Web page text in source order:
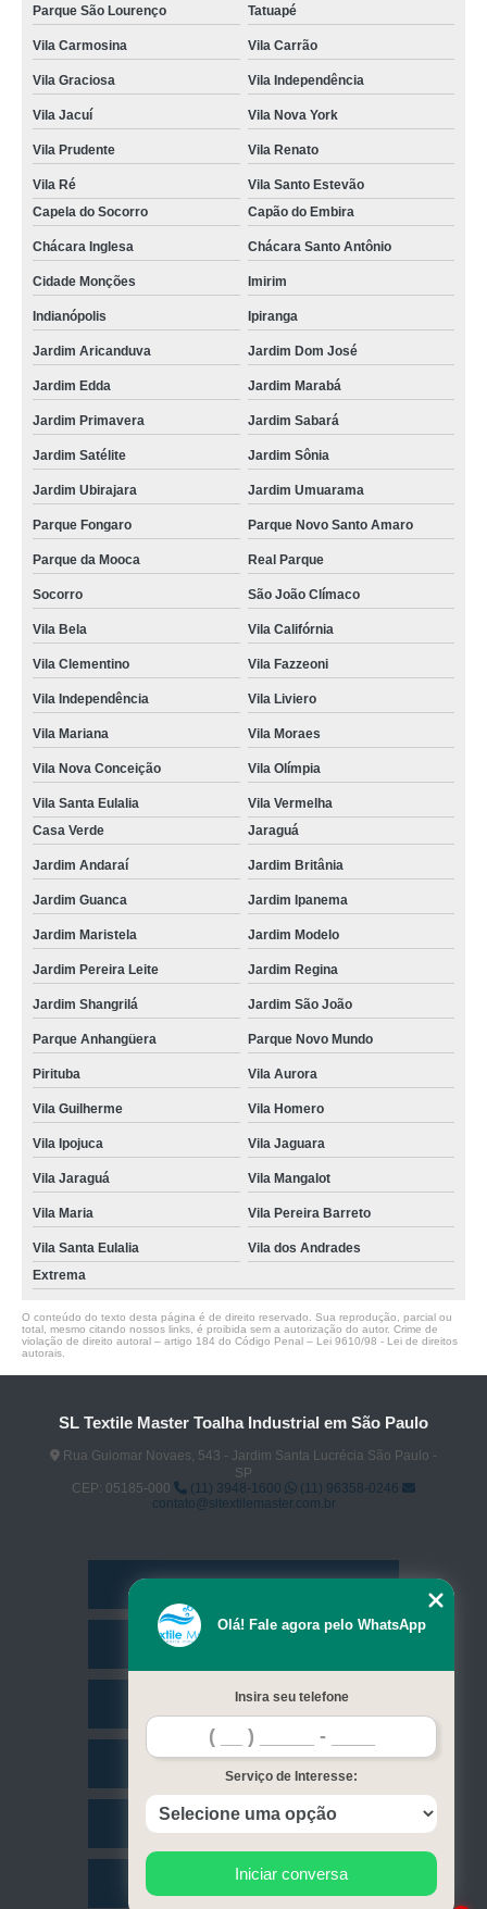
Parque São Lourenço Tatuapé
Vila Carmosina Vila Carrão
Vila Graciosa Vila Independência
Vila Jacuí Vila Nova York
Vila Prudente Vila Renato
Vila Ré
Vila Santo Estevão
Capela do Socorro
Capão do Embira
Chácara Inglesa Chácara Santo Antônio
Cidade Monções Imirim
Indianópolis Ipiranga
Jardim Aricanduva Jardim Dom José
Jardim Edda Jardim Marabá
Jardim Primavera Jardim Sabará
Jardim Satélite Jardim Sônia
Jardim Ubirajara Jardim Umuarama
Parque Fongaro Parque Novo Santo Amaro
Parque da Mooca Real Parque
Socorro São João Clímaco
Vila Bela Vila Califórnia
Vila Clementino Vila Fazzeoni
Vila Independência Vila Liviero
Vila Mariana Vila Moraes
Vila Nova Conceição Vila Olímpia
Vila Santa Eulalia
Vila Vermelha
Casa Verde
Jaraguá
Jardim Andaraí Jardim Britânia
Jardim Guanca Jardim Ipanema
Jardim Maristela Jardim Modelo
Jardim Pereira Leite Jardim Regina
Jardim Shangrilá Jardim São João
Parque Anhangüera Parque Novo Mundo
Pirituba Vila Aurora
Vila Guilherme Vila Homero
Vila Ipojuca Vila Jaguara
Vila Jaraguá Vila Mangalot
Vila Maria Vila Pereira Barreto
Vila Santa Eulalia
Vila dos Andrades
Extrema
O conteúdo do texto desta página é de direito reservado. Sua reprodução, parcial ou
total, mesmo citando nossos links, é proibida sem a autorização do autor. Crime de
violação de direito autoral – artigo 184 do Código Penal – Lei 9610/98 - Lei de direitos
autorais
SL Textile Master Toalha Industrial em São Paulo
Rua Guiomar Novaes, 543 - Jardim Santa Lucrécia São Paulo -
SP
CEP: 05185-000
(11) 3948-1600
(11) 96358-0246
contato@sltextilemaster.com.br
Missão
Contato
Mapa do site
Olá! Fale agora pelo WhatsApp
Insira seu telefone
Serviço de Interesse:
Iniciar conversa